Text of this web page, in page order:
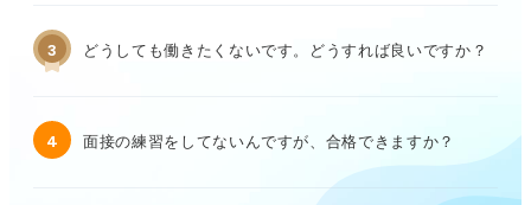
3 どうしても働きたくないです。どうすれば良いですか？
4 面接の練習をしてないんですが、合格できますか？